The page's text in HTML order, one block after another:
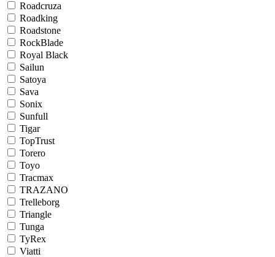
Roadcruza
Roadking
Roadstone
RockBlade
Royal Black
Sailun
Satoya
Sava
Sonix
Sunfull
Tigar
TopTrust
Torero
Toyo
Tracmax
TRAZANO
Trelleborg
Triangle
Tunga
TyRex
Viatti